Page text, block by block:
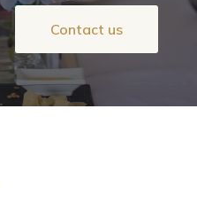
Contact us